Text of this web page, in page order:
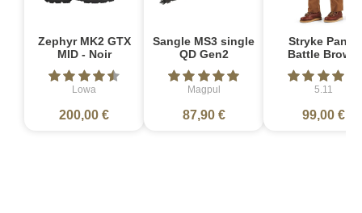
Zephyr MK2 GTX
MID - Noir
Lowa
200,00 €
Sangle MS3 single
QD Gen2
Magpul
87,90 €
Stryke Pant -
Battle Brown
5.11
99,00 €